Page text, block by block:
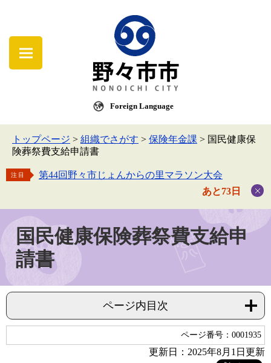
Foreign Language
トップページ > 組織でさがす > 保険年金課 > 国民健康保
険葬祭費支給申請書
注目
第44回野々市じょんからの里マラソン大会
あと73日
国民健康保険葬祭費支給申
請書
ページ内目次
ページ番号：0001935
更新日：2025年8月1日更新